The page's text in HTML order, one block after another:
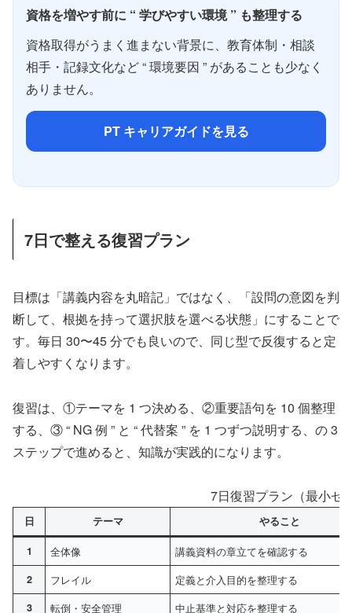
資格を増やす前に “ 学びやすい環境 ” も整理する
資格取得がうまく進まない背景に、教育体制・相談
相手・記録文化など “ 環境要因 ” があることも少なく
ありません。
PT キャリアガイドを見る
7日で整える復習プラン
目標は「講義内容を丸暗記」ではなく、「設問の意図を判
断して、根拠を持って選択肢を選べる状態」にすることで
す。毎日 30〜45 分でも良いので、同じ型で反復すると定
着しやすくなります。
復習は、①テーマを 1 つ決める、②重要語句を 10 個整理
する、③ “ NG 例 ” と “ 代替案 ” を 1 つずつ説明する、の 3
ステップで進めると、知識が実践的になります。
7日復習プラン（最小セ
日 テーマ やること
1 全体像 講義資料の章立てを確認する
2 フレイル 定義と介入目的を整理する
3 転倒・安全管理 中止基準と対応を整理する